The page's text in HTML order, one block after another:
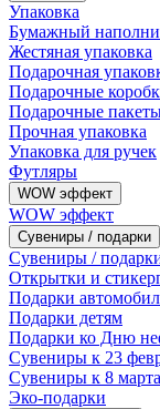
Упаковка
Бумажный
Жестяная упаковка
Подарочная
Подарочные
Подарочные
Прочная упаковка
Упаковка для ручек
Футляры
WOW эффект
WOW эффект
Сувениры / подарки
Сувениры /
Открытки и
Подарки
Подарки детям
Подарки ко Дню
Сувениры к 23
Сувениры к 8 марта
Эко-подарки